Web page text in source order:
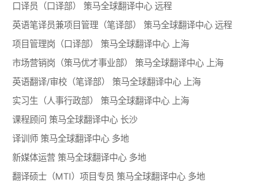
口译员（口译部） 策马全球翻译中心 远程
英语笔译员兼项目管理（笔译部）
策马全球翻译中心 远程
项目管理岗（口译部）
策马全球翻译中心
上海
市场营销岗（策马优才事业部）
策马全球翻译中心
上海
英语翻译/审校（笔译部）
策马全球翻译中心
上海
实习生（人事行政部）
策马全球翻译中心
上海
课程顾问 策马全球翻译中心 长沙
译训师 策马全球翻译中心 多地
新媒体运营 策马全球翻译中心 多地
翻译硕士（MTI）项目专员 策马全球翻译中心 多地